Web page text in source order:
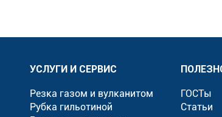
УСЛУГИ И СЕРВИС
Резка газом и вулканитом
Рубка гильотиной
ГОСТы
Статьи